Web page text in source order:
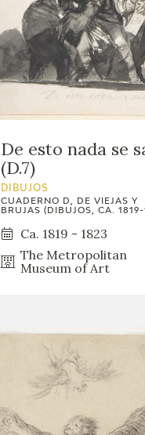
De esto nada se
(D.7)
DIBUJOS
CUADERNO D, DE VIEJAS Y
BRUJAS (DIBUJOS, CA. 1819-
Ca. 1819 - 1823
The Metropolitan
Museum of Art